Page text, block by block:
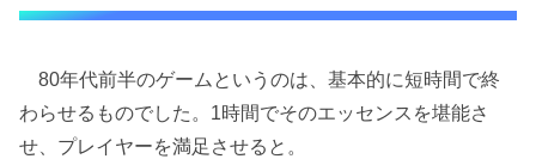
80年代前半のゲームというのは、基本的に短時間で終
わらせるものでした。1時間でそのエッセンスを堪能さ
せ、プレイヤーを満足させると。